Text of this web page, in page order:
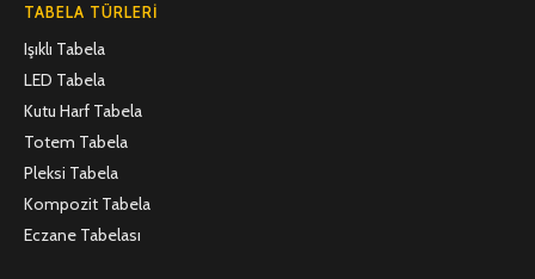
TABELA TÜRLERI
Işıklı Tabela
LED Tabela
Kutu Harf Tabela
Totem Tabela
Pleksi Tabela
Kompozit Tabela
Eczane Tabelası